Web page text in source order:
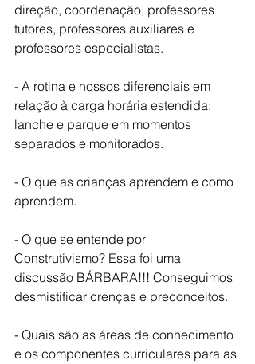
direção, coordenação, professores
tutores, professores auxiliares e
professores especialistas.
- A rotina e nossos diferenciais em
relação à carga horária estendida:
lanche e parque em momentos
separados e monitorados.
- O que as crianças aprendem e como
aprendem.
- O que se entende por
Construtivismo? Essa foi uma
discussão BÁRBARA!!! Conseguimos
desmistificar crenças e preconceitos.
- Quais são as áreas de conhecimento
e os componentes curriculares para as